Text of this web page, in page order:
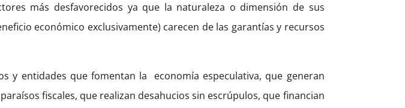
más desfavorecidos ya que la naturaleza o dimensión de sus
económico exclusivamente) carecen de las garantías y recursos
y entidades que fomentan la economía especulativa, que generan
fiscales, que realizan desahucios sin escrúpulos, que financian